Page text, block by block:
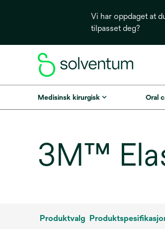
Vi har oppdaget at
tilpasset deg?
Medisinsk kirurgisk Oral
3M™
Produktvalg